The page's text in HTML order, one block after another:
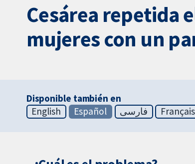
Cesárea repetida
mujeres con un
Disponible también en
English
Español فارسی Français